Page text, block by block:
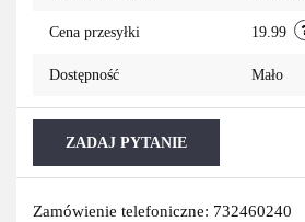
Cena przesyłki 19.99
Dostępność Mało
ZADAJ PYTANIE
Zamówienie telefoniczne: 732460240